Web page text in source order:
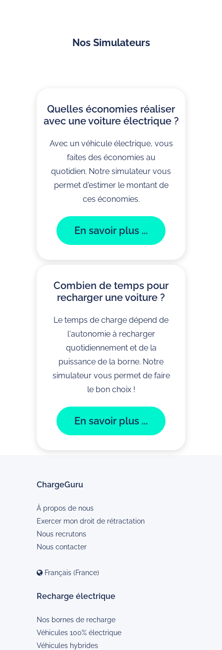
Nos Simulateurs
Quelles économies réaliser
avec une voiture électrique ?
Avec un véhicule électrique, vous
faites des économies au
quotidien. Notre simulateur vous
permet d'estimer le montant de
ces économies.
En savoir plus ...
Combien de temps pour
recharger une voiture ?
Le temps de charge dépend de
l'autonomie à recharger
quotidiennement et de la
puissance de la borne. Notre
simulateur vous permet de faire
le bon choix !
En savoir plus ...
ChargeGuru
À propos de nous
Exercer mon droit de rétractation
Nous recrutons
Nous contacter
Français (France)
Recharge électrique
Nos bornes de recharge
Véhicules 100% électrique
Véhicules hybrides